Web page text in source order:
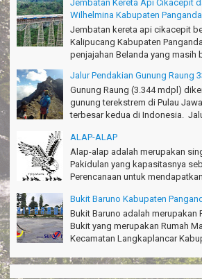
エキサイティングなツアー。ありがとう Arief
Nakata-Osaka Japan
Amazing palace
Hiromi - Fukusima Japan
Jembatan Kereta Api Cikacepit
Wilhelmina Kabupaten
Jembatan kereta api cikacepit
Kalipucang Kabupaten
penjajahan Belanda yang masih
Jalur Pendakian Gunung Raung
Gunung Raung (3.344 mdpl)
gunung terekstrem di Pulau
terbesar kedua di Indonesia.
ALAP-ALAP
Alap-alap adalah merupakan
Pakidulan yang kapasitasnya
Perencanaan untuk mendapatkan
Bukit Baruno Kabupaten
Bukit Baruno adalah merupakan
Bukit yang merupakan Rumah
Kecamatan Langkaplancar